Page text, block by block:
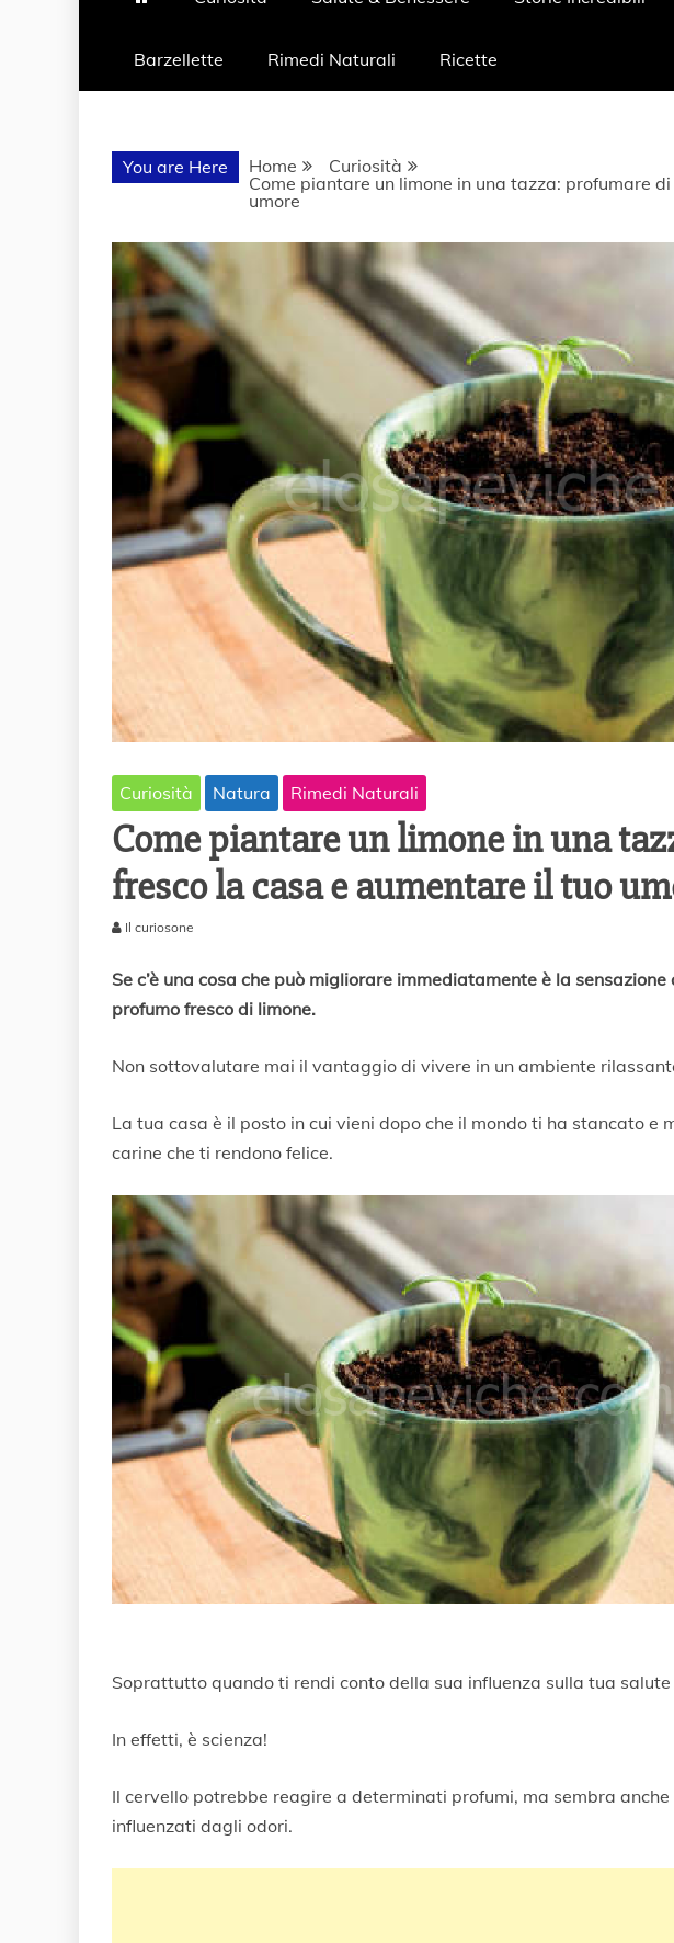
Barzellette Rimedi Naturali Ricette
You are Here Home
Curiosità
Come piantare un limone in una tazza: profumare
umore
Curiosità Natura Rimedi Naturali
Come piantare un limone in una
fresco la casa e aumentare il tuo
6
e
n
o
2
0
Il curiosone
Se c’è una cosa che può migliorare immediatamente è la
profumo fresco di limone.
Non sottovalutare mai il vantaggio di vivere in un ambiente
La tua casa è il posto in cui vieni dopo che il mondo ti ha stancato e
carine che ti rendono felice.
Soprattutto quando ti rendi conto della sua influenza sulla tua
In effetti, è scienza!
Il cervello potrebbe reagire a determinati profumi, ma sembra
influenzati dagli odori.